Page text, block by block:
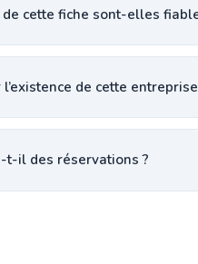
cette fiche sont-elles
de cette
t-il des réservations ?